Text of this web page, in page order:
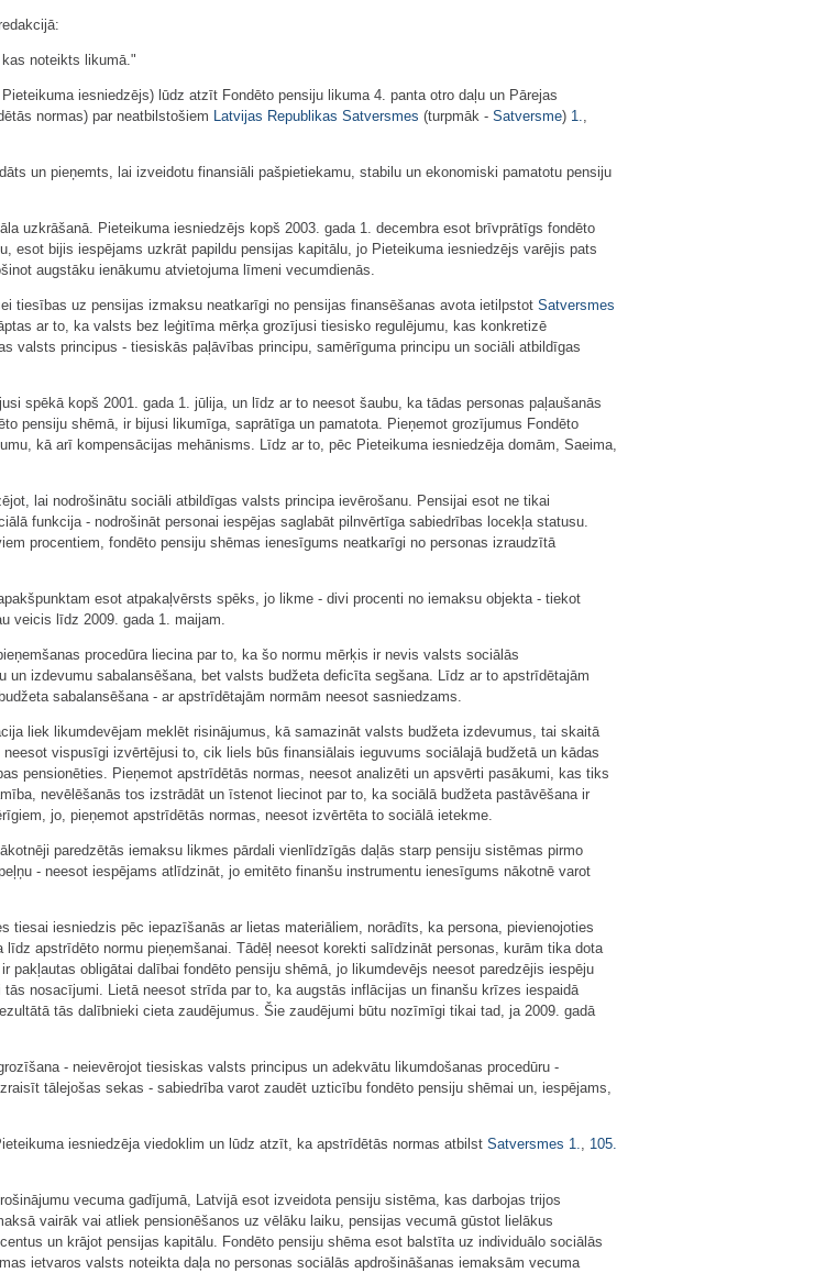
noteikts likumā."
iesniedzējs) lūdz atzīt Fondēto pensiju likuma 4. panta otro daļu un Pārejas
normas) par neatbilstošiem Latvijas Republikas Satversmes (turpmāk - Satversme) 1.,
un pieņemts, lai izveidotu finansiāli pašpietiekamu, stabilu un ekonomiski pamatotu pensiju
uzkrāšanā. Pieteikuma iesniedzējs kopš 2003. gada 1. decembra esot brīvprātīgs fondēto
esot bijis iespējams uzkrāt papildu pensijas kapitālu, jo Pieteikuma iesniedzējs varējis pats
augstāku ienākumu atvietojuma līmeni vecumdienās.
tiesības uz pensijas izmaksu neatkarīgi no pensijas finansēšanas avota ietilpstot Satversmes
ar to, ka valsts bez leģitīma mērķa grozījusi tiesisko regulējumu, kas konkretizē
valsts principus - tiesiskās paļāvības principu, samērīguma principu un sociāli atbildīgas
spēkā kopš 2001. gada 1. jūlija, un līdz ar to neesot šaubu, ka tādas personas paļaušanās
pensiju shēmā, ir bijusi likumīga, saprātīga un pamatota. Pieņemot grozījumus Fondēto
kā arī kompensācijas mehānisms. Līdz ar to, pēc Pieteikuma iesniedzēja domām, Saeima,
lai nodrošinātu sociāli atbildīgas valsts principa ievērošanu. Pensijai esot ne tikai
funkcija - nodrošināt personai iespējas saglabāt pilnvērtīga sabiedrības locekļa statusu.
procentiem, fondēto pensiju shēmas ienesīgums neatkarīgi no personas izraudzītā
esot atpakaļvērsts spēks, jo likme - divi procenti no iemaksu objekta - tiekot
veicis līdz 2009. gada 1. maijam.
procedūra liecina par to, ka šo normu mērķis ir nevis valsts sociālās
izdevumu sabalansēšana, bet valsts budžeta deficīta segšana. Līdz ar to apstrīdētajām
sabalansēšana - ar apstrīdētajām normām neesot sasniedzams.
liek likumdevējam meklēt risinājumus, kā samazināt valsts budžeta izdevumus, tai skaitā
vispusīgi izvērtējusi to, cik liels būs finansiālais ieguvums sociālajā budžetā un kādas
pensionēties. Pieņemot apstrīdētās normas, neesot analizēti un apsvērti pasākumi, kas tiks
nevēlēšanās tos izstrādāt un īstenot liecinot par to, ka sociālā budžeta pastāvēšana ir
jo, pieņemot apstrīdētās normas, neesot izvērtēta to sociālā ietekme.
paredzētās iemaksu likmes pārdali vienlīdzīgās daļās starp pensiju sistēmas pirmo
- neesot iespējams atlīdzināt, jo emitēto finanšu instrumentu ienesīgums nākotnē varot
tiesai iesniedzis pēc iepazīšanās ar lietas materiāliem, norādīts, ka persona, pievienojoties
apstrīdēto normu pieņemšanai. Tādēļ neesot korekti salīdzināt personas, kurām tika dota
obligātai dalībai fondēto pensiju shēmā, jo likumdevējs neesot paredzējis iespēju
nosacījumi. Lietā neesot strīda par to, ka augstās inflācijas un finanšu krīzes iespaidā
tās dalībnieki cieta zaudējumus. Šie zaudējumi būtu nozīmīgi tikai tad, ja 2009. gadā
- neievērojot tiesiskas valsts principus un adekvātu likumdošanas procedūru -
tālejošas sekas - sabiedrība varot zaudēt uzticību fondēto pensiju shēmai un, iespējams,
iesniedzēja viedoklim un lūdz atzīt, ka apstrīdētās normas atbilst Satversmes 1., 105.
vecuma gadījumā, Latvijā esot izveidota pensiju sistēma, kas darbojas trijos
vairāk vai atliek pensionēšanos uz vēlāku laiku, pensijas vecumā gūstot lielākus
un krājot pensijas kapitālu. Fondēto pensiju shēma esot balstīta uz individuālo sociālās
ietvaros valsts noteikta daļa no personas sociālās apdrošināšanas iemaksām vecuma